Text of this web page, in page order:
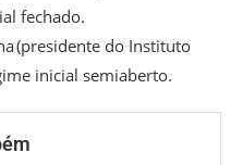
fechado.
(presidente do Instituto
inicial semiaberto.